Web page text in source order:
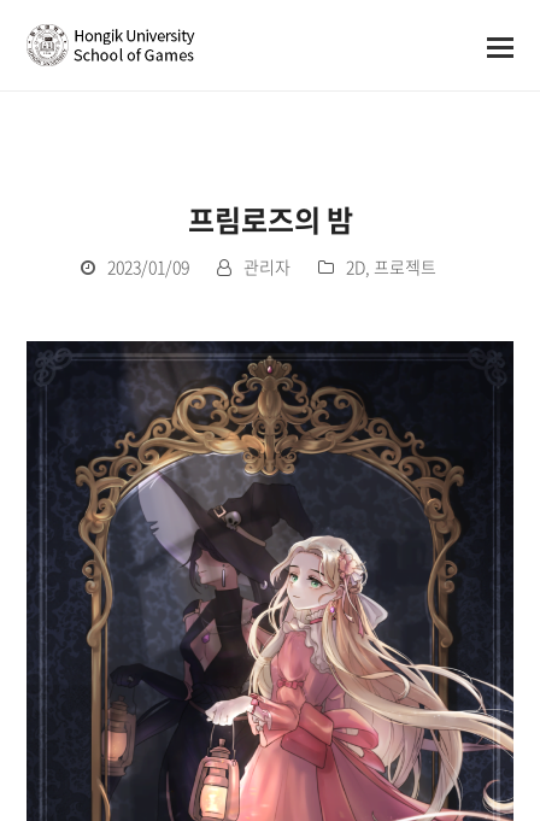
프림로즈의 밤
2023/01/09 관리자 2D, 프로젝트